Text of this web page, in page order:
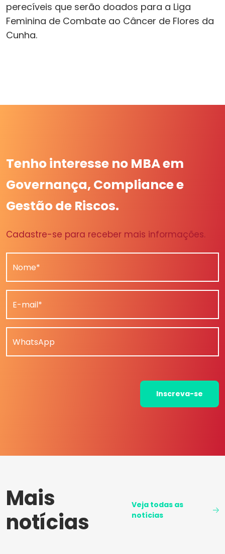
perecíveis que serão doados para a Liga
Feminina de Combate ao Câncer de Flores da
Cunha.
Tenho interesse no MBA em
Governança, Compliance e
Gestão de Riscos.
Cadastre-se para receber mais informações.
Nome*
E-mail*
WhatsApp
Inscreva-se
Mais
notícias
Veja todas as
notícias